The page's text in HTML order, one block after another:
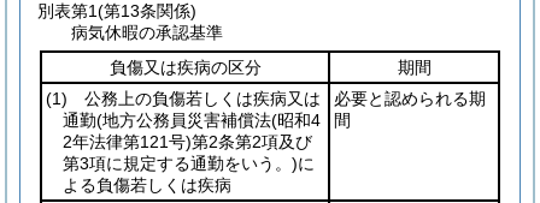
別表第1(第13条関係)
病気休暇の承認基準
負傷又は疾病の区分
期間
(1) 公務上の負傷若しくは疾病又は
通勤(地方公務員災害補償法(昭和4
2年法律第121号)第2条第2項及び
第3項に規定する通勤をいう。)に
よる負傷若しくは疾病
必要と認められる期
間